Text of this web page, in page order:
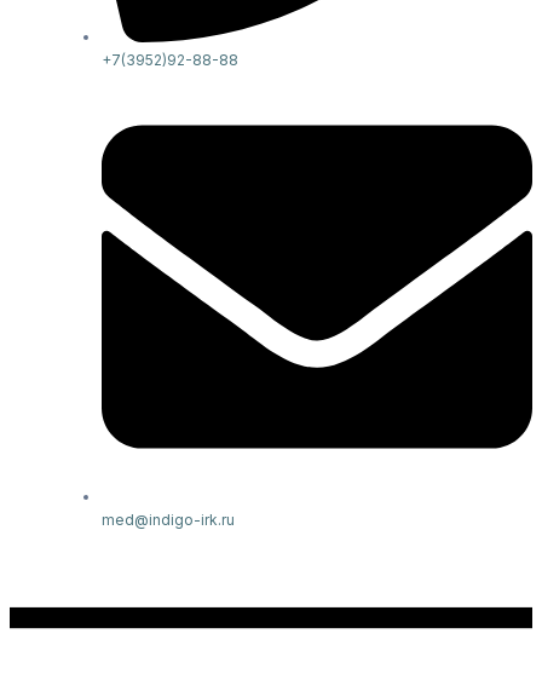
+7(3952)92-88-88
med@indigo-irk.ru